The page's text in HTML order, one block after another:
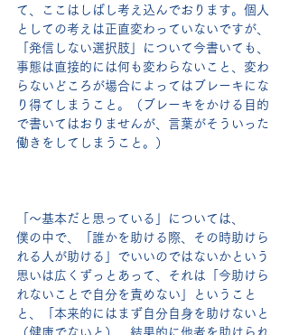
て、ここはしばし考え込んでおります。個人
としての考えは正直変わっていないですが、
「発信しない選択肢」について今書いても、
事態は直接的には何も変わらないこと、変わ
らないどころが場合によってはブレーキにな
り得てしまうこと。（ブレーキをかける目的
で書いてはおりませんが、言葉がそういった
働きをしてしまうこと。）
「〜基本だと思っている」については、
僕の中で、「誰かを助ける際、その時助けら
れる人が助ける」でいいのではないかという
思いは広くずっとあって、それは「今助けら
れないことで自分を責めない」ということ
と、「本来的にはまず自分自身を助けないと
（健康でないと）、結果的に他者を助けられ